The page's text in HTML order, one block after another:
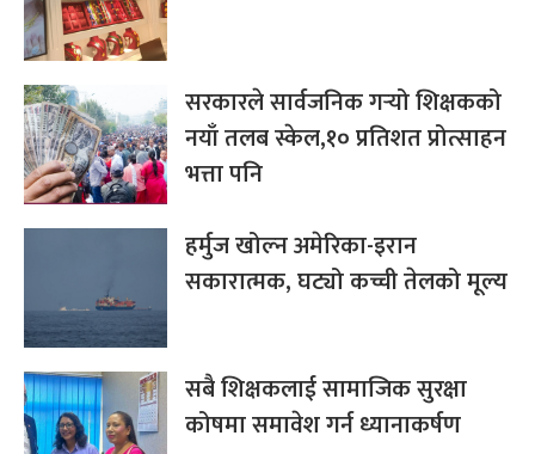
सरकारले सार्वजनिक गर्‍यो शिक्षकको
नयाँ तलब स्केल,१० प्रतिशत प्रोत्साहन
भत्ता पनि
हर्मुज खोल्न अमेरिका-इरान
सकारात्मक, घट्यो कच्ची तेलको मूल्य
सबै शिक्षकलाई सामाजिक सुरक्षा
कोषमा समावेश गर्न ध्यानाकर्षण